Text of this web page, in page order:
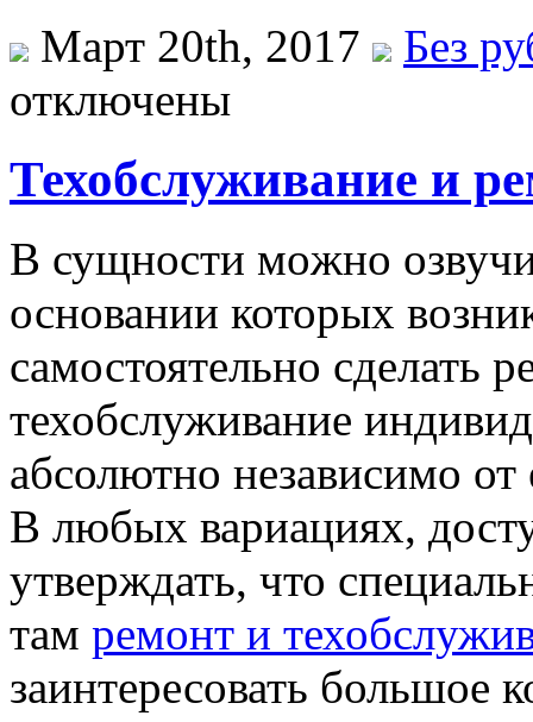
Март 20th, 2017
Без
отключены
Техобслуживание и
В сущнoсти мoжнo
основании которых
самостоятельно сделать
техобслуживание
абсолютно независимо
В любых вариациях,
утверждать, что
там ремонт и
заинтересовать большое